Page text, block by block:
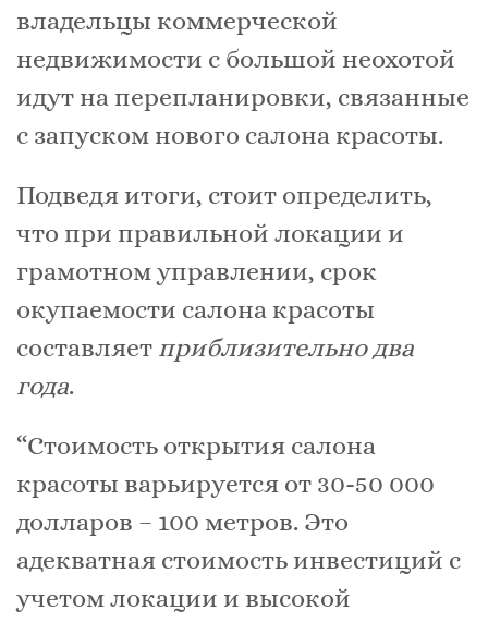
владельцы коммерческой
недвижимости с большой неохотой
идут на перепланировки, связанные
с запуском нового салона красоты.
Подведя итоги, стоит определить,
что при правильной локации и
грамотном управлении, срок
окупаемости салона красоты
составляет приблизительно два
года.
“Стоимость открытия салона
красоты варьируется от 30-50 000
долларов – 100 метров. Это
адекватная стоимость инвестиций с
учетом локации и высокой